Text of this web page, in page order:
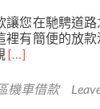
，
讓您在馳騁道
裡有簡便的放
Read
about
中
[…]
機車借款